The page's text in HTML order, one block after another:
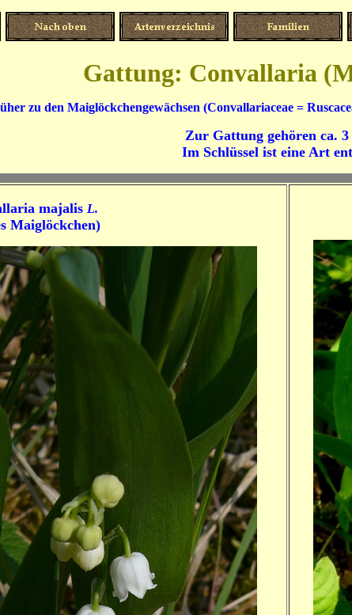
Gattung: Convallaria
zu den Maiglöckchengewächsen (Convallariaceae =
Zur Gattung gehören ca.
Im Schlüssel ist eine Art
majalis L.
Maiglöckchen)